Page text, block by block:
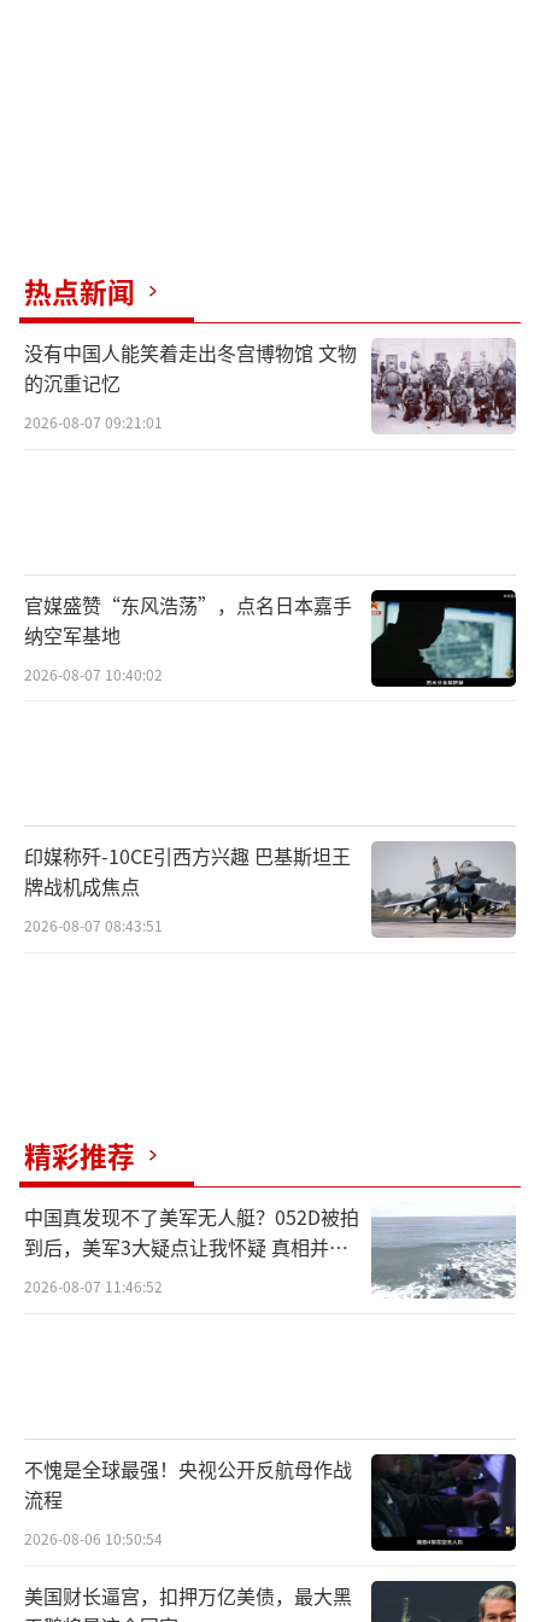
热点新闻
没有中国人能笑着走出冬宫博物馆 文物
的沉重记忆
2026-08-07 09:21:01
官媒盛赞“东风浩荡”，点名日本嘉手
纳空军基地
2026-08-07 10:40:02
印媒称歼-10CE引西方兴趣 巴基斯坦王
牌战机成焦点
2026-08-07 08:43:51
精彩推荐
中国真发现不了美军无人艇？052D被拍
到后，美军3大疑点让我怀疑 真相并非
如此
2026-08-07 11:46:52
不愧是全球最强！央视公开反航母作战
流程
2026-08-06 10:50:54
美国财长逼宫，扣押万亿美债，最大黑